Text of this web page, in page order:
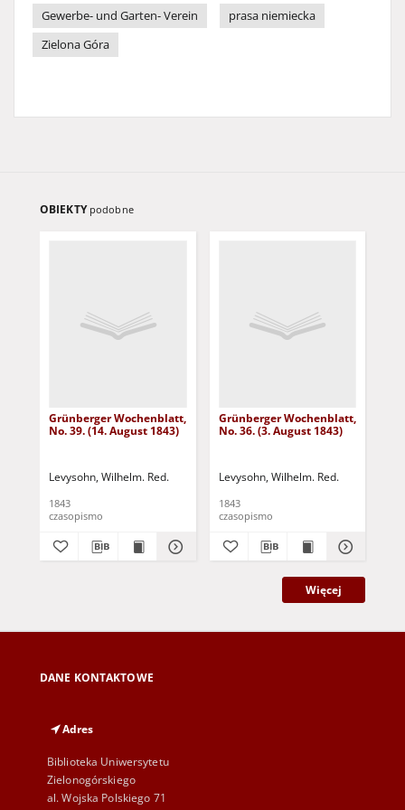
Gewerbe- und Garten- Verein
prasa niemiecka
Zielona Góra
OBIEKTY podobne
Grünberger Wochenblatt,
No. 39. (14. August 1843)
Levysohn, Wilhelm. Red.
1843
czasopismo
Grünberger Wochenblatt,
No. 36. (3. August 1843)
Levysohn, Wilhelm. Red.
1843
czasopismo
Więcej
DANE KONTAKTOWE
Adres
Biblioteka Uniwersytetu
Zielonogórskiego
al. Wojska Polskiego 71